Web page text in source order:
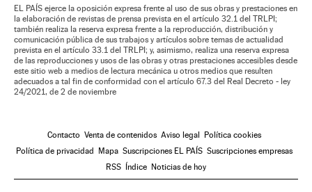
EL PAÍS ejerce la oposición expresa frente al uso de sus obras y prestaciones en
la elaboración de revistas de prensa prevista en el artículo 32.1 del TRLPI;
también realiza la reserva expresa frente a la reproducción, distribución y
comunicación pública de sus trabajos y artículos sobre temas de actualidad
prevista en el artículo 33.1 del TRLPI; y, asimismo, realiza una reserva expresa
de las reproducciones y usos de las obras y otras prestaciones accesibles desde
este sitio web a medios de lectura mecánica u otros medios que resulten
adecuados a tal fin de conformidad con el artículo 67.3 del Real Decreto - ley
24/2021, de 2 de noviembre
Contacto Venta de contenidos Aviso legal Política cookies
Política de privacidad Mapa Suscripciones EL PAÍS Suscripciones empresas
RSS Índice Noticias de hoy